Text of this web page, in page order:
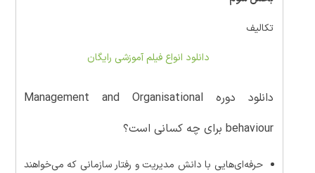
تکالیف
دانلود انواع فیلم آموزشی رایگان
دانلود دوره Management and Organisational
behaviour برای چه کسانی است؟
حرفه‌ای‌هایی با دانش مدیریت و رفتار سازمانی که می‌خواهند